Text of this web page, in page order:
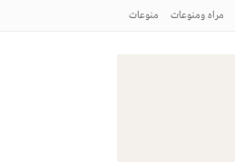
مراه ومنوعات منوعات